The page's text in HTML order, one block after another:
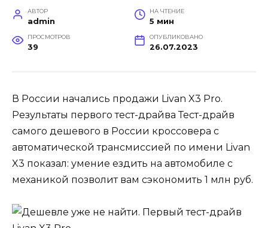
АВТОР
admin
НА ЧТЕНИЕ
5 мин
ПРОСМОТРОВ
39
ОПУБЛИКОВАНО
26.07.2023
В России начались продажи Livan X3 Pro.
Результаты первого тест-драйва Тест-драйв
самого дешевого в России кроссовера с
автоматической трансмиссией по имени Livan
X3 показал: умение ездить на автомобиле с
механикой позволит вам сэкономить 1 млн руб.